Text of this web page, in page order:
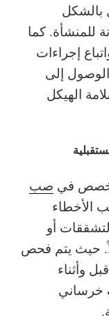
بالشكل
للمنشأة. كما
إجراءات
إلى
الهيكل
في صب
الأخطاء
أو
حيث يتم فحص
وأثناء
خرساني